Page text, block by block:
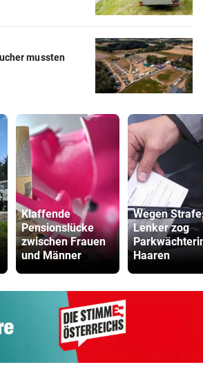
mussten
Klaffende
Pensionslücke
zwischen Frauen
und Männer
Wegen
Lenker zog
Haaren